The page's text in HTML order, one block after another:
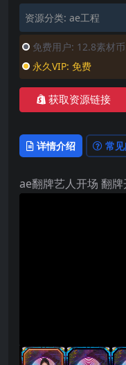
资源分类: ae工程
免费用户: 12.8素材币
永久VIP: 免费
获取资源链接
详情介绍 常
ae翻牌艺人开场 翻